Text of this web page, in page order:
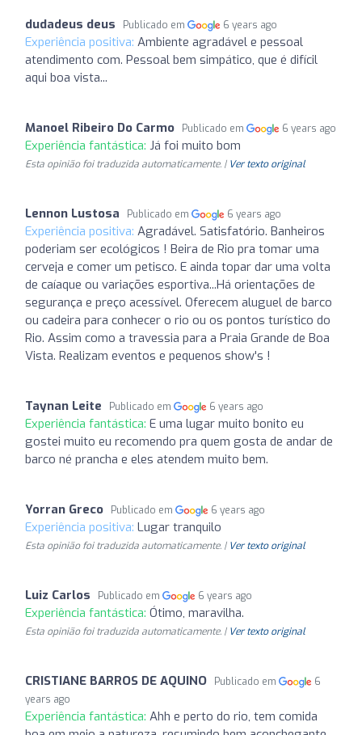
dudadeus deus Publicado em 6 years ago
Experiência positiva: Ambiente agradável e pessoal
atendimento com. Pessoal bem simpático, que é difícil
aqui boa vista...
Manoel Ribeiro Do Carmo Publicado em 6 years ago
Experiência fantástica: Já foi muito bom
Esta opinião foi traduzida automaticamente. | Ver texto original
Lennon Lustosa Publicado em 6 years ago
Experiência positiva: Agradável. Satisfatório. Banheiros
poderiam ser ecológicos ! Beira de Rio pra tomar uma
cerveja e comer um petisco. E ainda topar dar uma volta
de caíaque ou variações esportiva...Há orientações de
segurança e preço acessível. Oferecem aluguel de barco
ou cadeira para conhecer o rio ou os pontos turístico do
Rio. Assim como a travessia para a Praia Grande de Boa
Vista. Realizam eventos e pequenos show's !
Taynan Leite Publicado em 6 years ago
Experiência fantástica: E uma lugar muito bonito eu
gostei muito eu recomendo pra quem gosta de andar de
barco né prancha e eles atendem muito bem.
Yorran Greco Publicado em 6 years ago
Experiência positiva: Lugar tranquilo
Esta opinião foi traduzida automaticamente. | Ver texto original
Luiz Carlos Publicado em 6 years ago
Experiência fantástica: Ótimo, maravilha.
Esta opinião foi traduzida automaticamente. | Ver texto original
CRISTIANE BARROS DE AQUINO Publicado em
6
years ago
Experiência fantástica: Ahh e perto do rio, tem comida